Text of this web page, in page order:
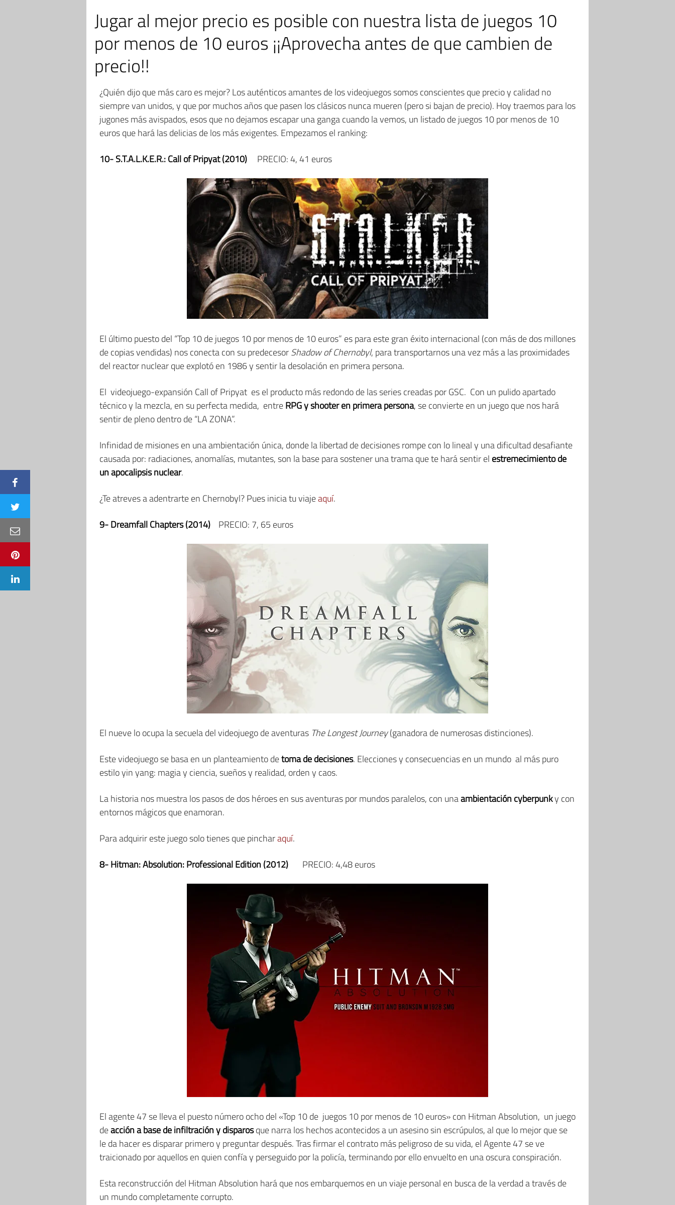
Jugar al mejor precio es posible con nuestra lista de juegos 10
por menos de 10 euros ¡¡Aprovecha antes de que cambien de
precio!!
¿Quién dijo que más caro es mejor? Los auténticos amantes de los videojuegos somos conscientes que precio y calidad no
siempre van unidos, y que por muchos años que pasen los clásicos nunca mueren (pero si bajan de precio). Hoy traemos para los
jugones más avispados, esos que no dejamos escapar una ganga cuando la vemos, un listado de juegos 10 por menos de 10
euros que hará las delicias de los más exigentes. Empezamos el ranking:
10- S.T.A.L.K.E.R.: Call of Pripyat (2010) PRECIO: 4, 41 euros
El último puesto del “Top 10 de juegos 10 por menos de 10 euros” es para este gran éxito internacional (con más de dos millones
de copias vendidas) nos conecta con su predecesorShadow of Chernobyl, para transportarnos una vez más a las proximidades
del reactor nuclear que explotó en 1986 y sentir la desolación en primera persona.
El videojuego-expansión Call of Pripyat es el producto más redondo de las series creadas por GSC. Con un pulido apartado
técnico y la mezcla, en su perfecta medida, entreRPG y shooter en primera persona, se convierte en un juego que nos hará
sentir de pleno dentro de “LA ZONA”.
Infinidad de misiones en una ambientación única, donde la libertad de decisiones rompe con lo lineal y una dificultad desafiante
causada por: radiaciones, anomalías, mutantes, son la base para sostener una trama que te hará sentir el estremecimiento de
un apocalipsis nuclear.
¿Te atreves a adentrarte en Chernobyl? Pues inicia tu viajeaquí.
9- Dreamfall Chapters (2014) PRECIO: 7, 65 euros
El nueve lo ocupa la secuela del videojuego de aventuras The Longest Journey(ganadora de numerosas distinciones).
Este videojuego se basa en un planteamiento detoma de decisiones. Elecciones y consecuencias en un mundo al más puro
estilo yin yang: magia y ciencia, sueños y realidad, orden y caos.
La historia nos muestra los pasos de dos héroes en sus aventuras por mundos paralelos, con unaambientación cyberpunky con
entornos mágicos que enamoran.
Para adquirir este juego solo tienes que pincharaquí.
8- Hitman: Absolution: Professional Edition (2012) PRECIO: 4,48 euros
El agente 47 se lleva el puesto número ocho del «Top 10 de juegos 10 por menos de 10 euros» con Hitman Absolution, un juego
deacción a base de infiltración y disparosque narra los hechos acontecidos a un asesino sin escrúpulos, al que lo mejor que se
le da hacer es disparar primero y preguntar después. Tras firmar el contrato más peligroso de su vida, el Agente 47 se ve
traicionado por aquellos en quien confía y perseguido por la policía, terminando por ello envuelto en una oscura conspiración.
Esta reconstrucción del Hitman Absolution hará que nos embarquemos en un viaje personal en busca de la verdad a través de
un mundo completamente corrupto.